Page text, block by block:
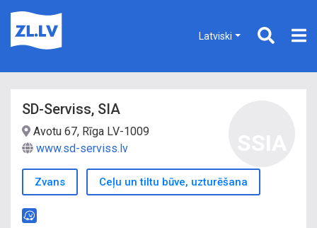
Latviski
SD-Serviss, SIA
Avotu 67, Rīga LV-1009
www.sd-serviss.lv
Zvans Ceļu un tiltu būve, uzturēšana